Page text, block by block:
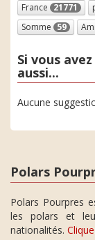
France 21771
Somme 59
Si vous
aussi...
Aucune
Polars
Polars Pourpres
les polars et
nationalités.